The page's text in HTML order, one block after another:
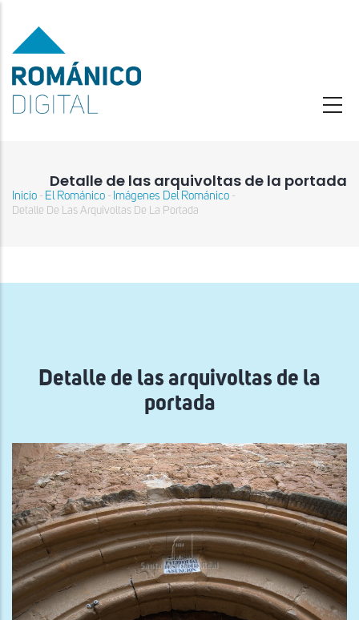
contenido
principal
Detalle de las arquivoltas de la portada
Sobrescribir
ayuda
Inicio - El Románico - Imágenes Del Románico -
Detalle De Las Arquivoltas De La Portada
Detalle de las arquivoltas de la
portada